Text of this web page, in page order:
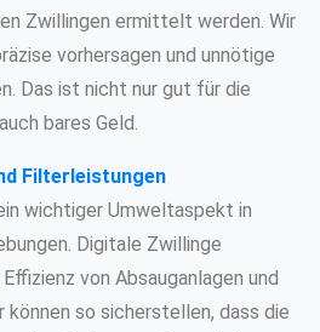
Zwillingen ermittelt werden. Wir
vorhersagen und unnötige
Das ist nicht nur gut für die
bares Geld.
Filterleistungen
wichtiger Umweltaspekt in
Digitale Zwillinge
von Absauganlagen und
können so sicherstellen, dass die